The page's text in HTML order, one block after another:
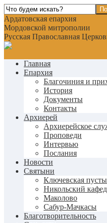
Ардатовская епархия
Мордовской митрополии
Русская Православная
Главная
Епархия
Благочиния и
История
Документы
Контакты
Архиерей
Архиерейское
Проповеди
Интервью
Послания
Новости
Святыни
Ключевская
Никольский
Маколово
Сабур-Мачкасы
Благотворительность